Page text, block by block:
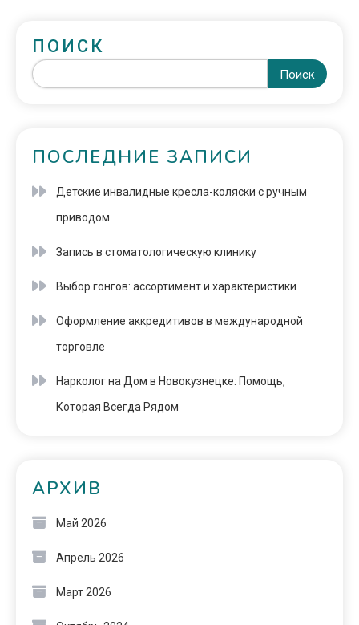
ПОИСК
Поиск
ПОСЛЕДНИЕ ЗАПИСИ
Детские инвалидные кресла-коляски с ручным
приводом
Запись в стоматологическую клинику
Выбор гонгов: ассортимент и характеристики
Оформление аккредитивов в международной
торговле
Нарколог на Дом в Новокузнецке: Помощь,
Которая Всегда Рядом
АРХИВ
Май 2026
Апрель 2026
Март 2026